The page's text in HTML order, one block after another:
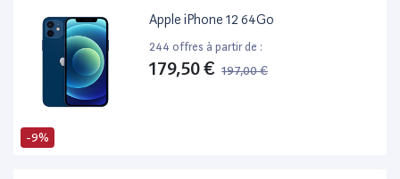
-9%
Apple iPhone 12 64Go
244 offres à partir de :
179,50 € 197,00 €